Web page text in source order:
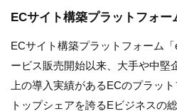
ECサイト構築プラットフォ
ECサイト構築プラットフォーム
ービス販売開始以来、大手や中堅
上の導入実績があるECのプラッ
トップシェアを誇るEビジネスの